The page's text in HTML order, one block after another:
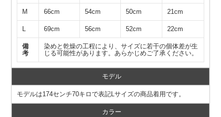
M 66cm 54cm 50cm 21cm
L 69cm 56cm 52cm 22cm
備
考
染めと乾燥の工程により、サイズに若干の個体差が生
じる可能性があります。あらかじめご了承ください。
モデル
モデルは174センチ70キロで表記Lサイズの商品着用です。
カラー